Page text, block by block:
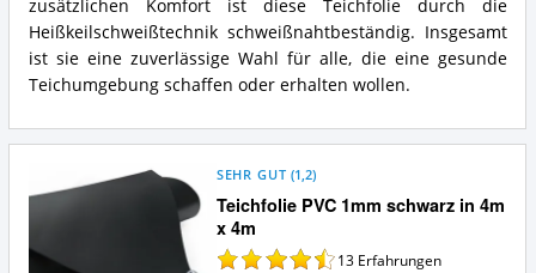
zusätzlichen Komfort ist diese Teichfolie durch die
Heißkeilschweißtechnik schweißnahtbeständig. Insgesamt
ist sie eine zuverlässige Wahl für alle, die eine gesunde
Teichumgebung schaffen oder erhalten wollen.
Teichfolie PVC 1mm schwarz in 4m
x 4m
SEHR GUT (1,2)
13 Erfahrungen